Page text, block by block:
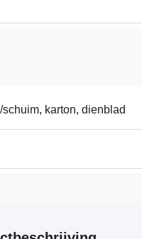
karton, dienblad